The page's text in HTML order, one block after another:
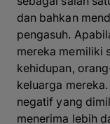
dan bahkan
pengasuh.
mereka memiliki
kehidupan,
keluarga
negatif yang
menerima lebih